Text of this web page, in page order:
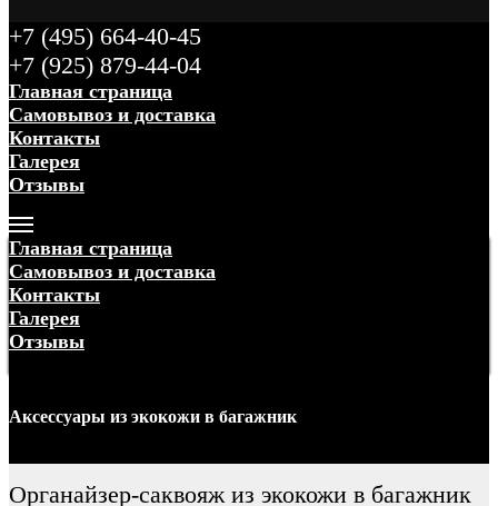
+7 (495) 664-40-45
+7 (925) 879-44-04
Главная страница
Самовывоз и доставка
Контакты
Галерея
Отзывы
Главная страница
Самовывоз и доставка
Контакты
Галерея
Отзывы
Аксессуары из экокожи в багажник
Органайзер-саквояж из экокожи в багажник